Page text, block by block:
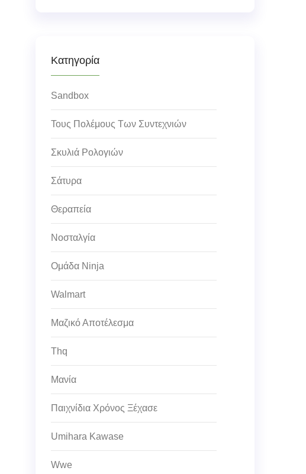
Κατηγορία
Sandbox
Τους Πολέμους Των Συντεχνιών
Σκυλιά Ρολογιών
Σάτυρα
Θεραπεία
Νοσταλγία
Ομάδα Ninja
Walmart
Μαζικό Αποτέλεσμα
Thq
Μανία
Παιχνίδια Χρόνος Ξέχασε
Umihara Kawase
Wwe